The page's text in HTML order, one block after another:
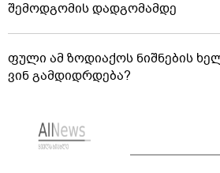
შემოდგომის დადგომამდე
ფული ამ ზოდიაქოს ნიშნების
ვინ გამდიდრდება?